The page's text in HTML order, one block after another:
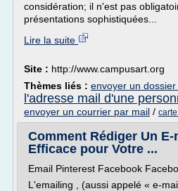
considération; il n'est pas
présentations sophistiquées...
Lire la suite
Site : http://www.campusart.org
Thèmes liés : envoyer un
l'adresse mail d'une
envoyer un courrier par mail /
Comment Rédiger Un
Efficace pour Votre ...
Email Pinterest Facebook
L'emailing , (aussi appelé « e-